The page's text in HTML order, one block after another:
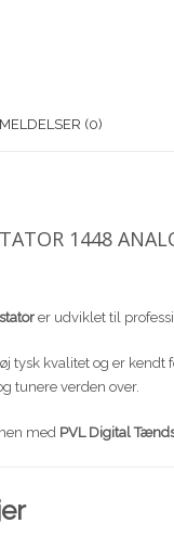
(0)
1448
er udviklet til
tysk kvalitet og er
tunere verden over.
med PVL Digital